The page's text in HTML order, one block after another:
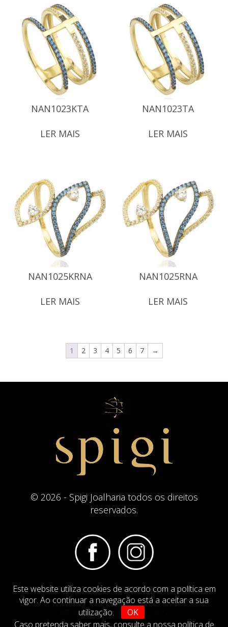
Este website utiliza cookies de acordo com a política em
vigor. Ao continuar a navegação está a aceitar a sua
utilização.
OK
Caso pretenda saber mais, consulte a nossa política de
NAN1023KTA
LER MAIS
NAN1023TA
LER MAIS
NAN1025KRNA
LER MAIS
NAN1025RNA
LER MAIS
1 2 3 4 5 6 7 →
© 2026 - Spigi Joalharia todos os direitos
reservados.
Termos e Condições Website Politica de Cookies
DESIGN BYIMAGINEVIRTUAL.COM